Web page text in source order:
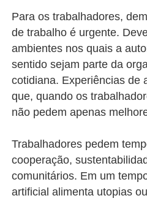
Para os trabalhadores,
de trabalho é urgente.
ambientes nos quais a
sentido sejam parte da
cotidiana. Experiências de
que, quando os
não pedem apenas
Trabalhadores pedem
cooperação,
comunitários. Em um
artificial alimenta utopias